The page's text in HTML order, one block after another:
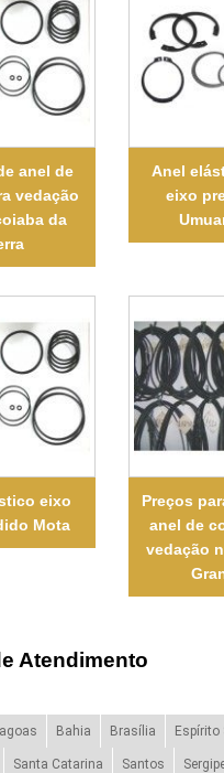
anel de
vedação
da
Anel
eixo
eixo
Mota
Preços
anel de
vedação
Atendimento
Bahia Brasília Espírito
Santa Catarina Santos